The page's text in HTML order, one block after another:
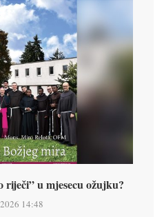
riječi” u mjesecu ožujku?
14:48